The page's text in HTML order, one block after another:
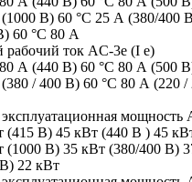
В) 60 °C 25 А (380/400
60 °C 80 А
ток AC-3e (I e)
А (440 В) 60 °C 80 А (500
/ 400 В) 60 °C 80 А (220 /
мощность
(415 В) 45 кВт (440 В ) 45
(1000 В) 35 кВт (380/400 В)
22 кВт